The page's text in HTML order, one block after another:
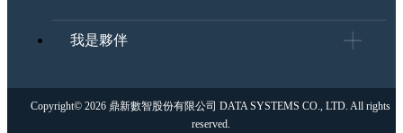
我是夥伴
Copyright© 2026 鼎新數智股份有限公司 DATA SYSTEMS CO., LTD. All rights
reserved.